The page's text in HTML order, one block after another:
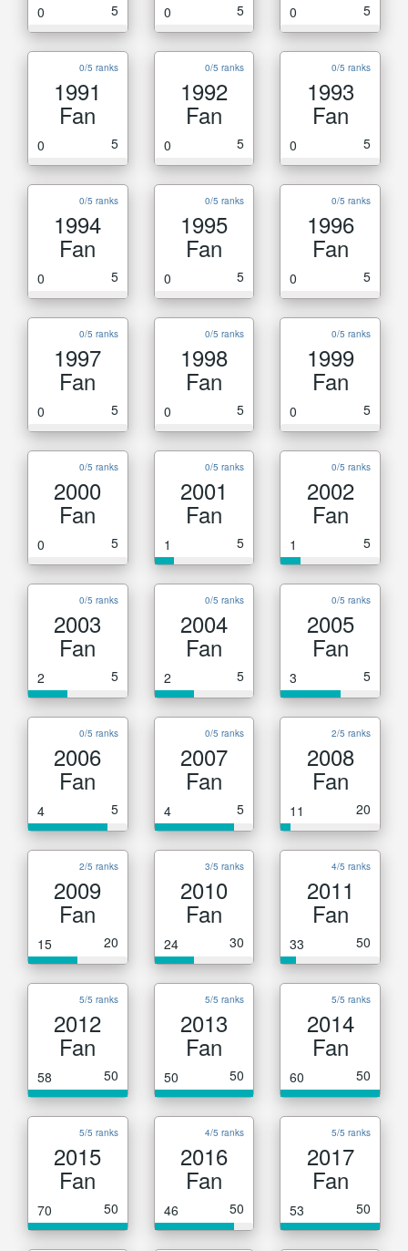
0 5 0 5 0 5
0/5 ranks
1991
Fan
0 5
0/5 ranks
1992
Fan
0 5
0/5 ranks
1993
Fan
0 5
0/5 ranks
1994
Fan
0 5
0/5 ranks
1995
Fan
0 5
0/5 ranks
1996
Fan
0 5
0/5 ranks
1997
Fan
0 5
0/5 ranks
1998
Fan
0 5
0/5 ranks
1999
Fan
0 5
0/5 ranks
2000
Fan
0 5
0/5 ranks
2001
Fan
1 5
0/5 ranks
2002
Fan
1 5
0/5 ranks
2003
Fan
2 5
0/5 ranks
2004
Fan
2 5
0/5 ranks
2005
Fan
3 5
0/5 ranks
2006
Fan
4 5
0/5 ranks
2007
Fan
4 5
2/5 ranks
2008
Fan
11 20
2/5 ranks
2009
Fan
15 20
3/5 ranks
2010
Fan
24 30
4/5 ranks
2011
Fan
33 50
5/5 ranks
2012
Fan
58 50
5/5 ranks
2013
Fan
50 50
5/5 ranks
2014
Fan
60 50
5/5 ranks
2015
Fan
70 50
4/5 ranks
2016
Fan
46 50
5/5 ranks
2017
Fan
53 50